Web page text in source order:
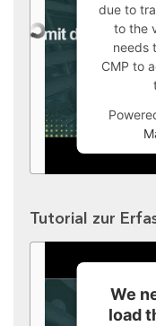
due to
to the
needs
CMP to
Tutorial zur
We
load